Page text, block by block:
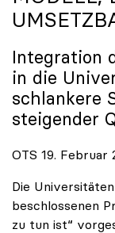
Integration
in die
schlankere
steigender
OTS 19. Februar
Die
beschlossenen
zu tun ist“